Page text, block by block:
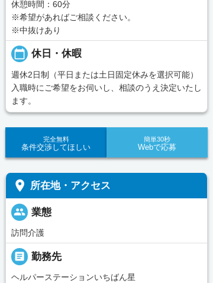
休憩時間：60分
※希望があればご相談ください。
※中抜けあり
calendar_today 休日・休暇
週休2日制（平日または土日固定休みを選択可能）
入職時にご希望をお伺いし、相談のうえ決定いたし
ます。
完全無料
条件交渉してほしい
簡単30秒
Webで応募
place 所在地・アクセス
people 業態
訪問介護
_pin
勤務先
ヘルパーステーションいちばん星